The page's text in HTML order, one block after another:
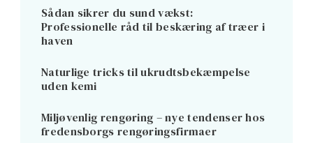
Sådan sikrer du sund vækst:
Professionelle råd til beskæring af træer i
haven
Naturlige tricks til ukrudtsbekæmpelse
uden kemi
Miljøvenlig rengøring – nye tendenser hos
fredensborgs rengøringsfirmaer